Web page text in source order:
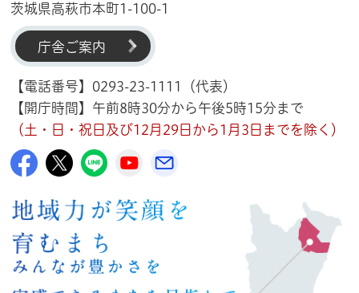
茨城県高萩市本町1-100-1
庁舎ご案内
【電話番号】0293-23-1111（代表）
【開庁時間】午前8時30分から午後5時15分まで
（土・日・祝日及び12月29日から1月3日までを除く）
高萩市公式Facebook
高萩市公式X
高萩市公式LINE
高萩市YouTube公式チャンネル